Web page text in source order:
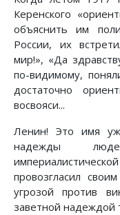
Керенского
объяснить им
России, их
мир!», «Да
по-видимому,
достаточно
восвояси...
Ленин! Это имя
надежды
провозгласил
угрозой против
заветной